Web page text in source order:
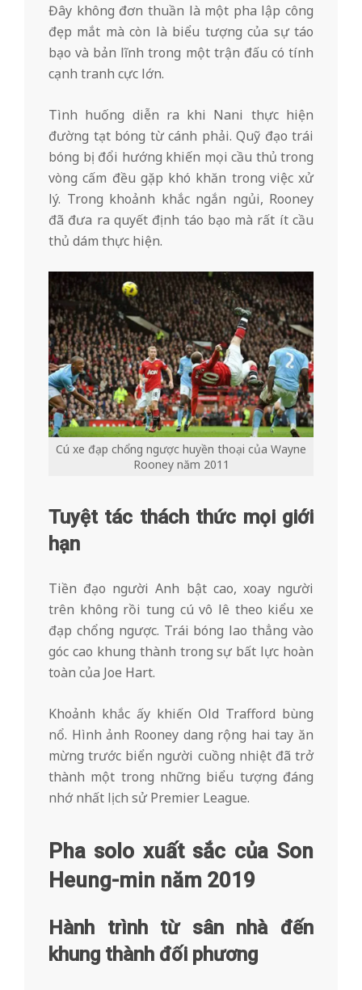
Đây không đơn thuần là một pha lập công
đẹp mắt mà còn là biểu tượng của sự táo
bạo và bản lĩnh trong một trận đấu có tính
cạnh tranh cực lớn.
Tình huống diễn ra khi Nani thực hiện
đường tạt bóng từ cánh phải. Quỹ đạo trái
bóng bị đổi hướng khiến mọi cầu thủ trong
vòng cấm đều gặp khó khăn trong việc xử
lý. Trong khoảnh khắc ngắn ngủi, Rooney
đã đưa ra quyết định táo bạo mà rất ít cầu
thủ dám thực hiện.
Cú xe đạp chổng ngược huyền thoại của Wayne
Rooney năm 2011
Tuyệt tác thách thức mọi giới
hạn
Tiền đạo người Anh bật cao, xoay người
trên không rồi tung cú vô lê theo kiểu xe
đạp chổng ngược. Trái bóng lao thẳng vào
góc cao khung thành trong sự bất lực hoàn
toàn của Joe Hart.
Khoảnh khắc ấy khiến Old Trafford bùng
nổ. Hình ảnh Rooney dang rộng hai tay ăn
mừng trước biển người cuồng nhiệt đã trở
thành một trong những biểu tượng đáng
nhớ nhất lịch sử Premier League.
Pha solo xuất sắc của Son
Heung-min năm 2019
Hành trình từ sân nhà đến
khung thành đối phương